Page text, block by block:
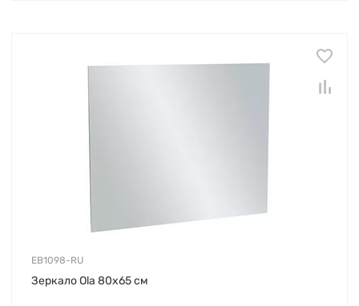
EB1098-RU
Зеркало Ola 80х65 см